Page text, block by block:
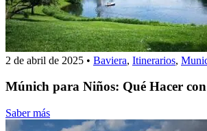
2 de abril de 2025 • Baviera, Itinerarios,
Múnich para Niños: Qué Hacer
Saber más